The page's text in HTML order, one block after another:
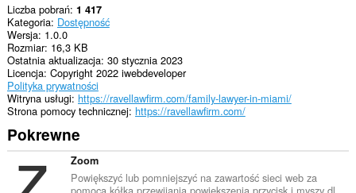
Liczba pobrań 1 417
Kategoria Dostępność
Wersja 1.0.0
Rozmiar 16,3 KB
Ostatnia aktualizacja 30 stycznia 2023
Licencja Copyright 2022 iwebdeveloper
Polityka prywatności
Witryna usługi https://ravellawfirm.com/family-lawyer-in-miami/
Strona pomocy technicznej https://ravellawfirm.com/
Pokrewne
Zoom
Powiększyć lub pomniejszyć na zawartość sieci web za